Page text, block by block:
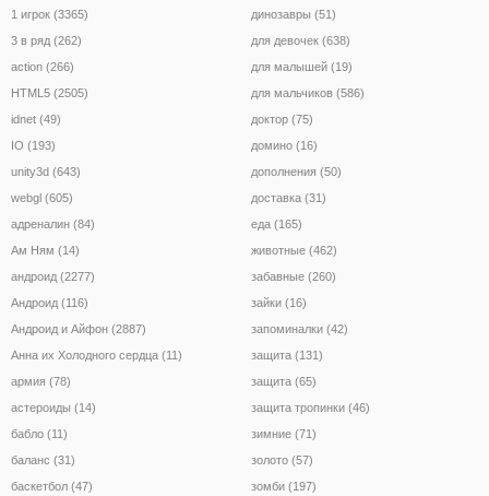
1 игрок (3365)
3 в ряд (262)
action (266)
HTML5 (2505)
idnet (49)
IO (193)
unity3d (643)
webgl (605)
адреналин (84)
Ам Ням (14)
андроид (2277)
Андроид (116)
Андроид и Айфон (2887)
Анна их Холодного сердца (11)
армия (78)
астероиды (14)
бабло (11)
баланс (31)
баскетбол (47)
динозавры (51)
для девочек (638)
для малышей (19)
для мальчиков (586)
доктор (75)
домино (16)
дополнения (50)
доставка (31)
еда (165)
животные (462)
забавные (260)
зайки (16)
запоминалки (42)
защита (131)
защита (65)
защита тропинки (46)
зимние (71)
золото (57)
зомби (197)